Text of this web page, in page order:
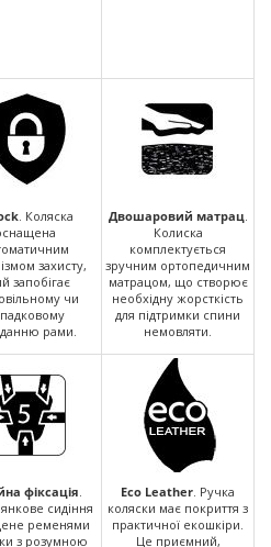
. Коляска
захисту,
запобігає
чи
рами.
Двошаровий матрац.
Колиска
комплектується
зручним ортопедичним
матрацом, що створює
необхідну жорсткість
для підтримки спини
немовляти.
фіксація.
сидіння
ременями
з розумною
Eco Leather. Ручка
коляски має покриття з
практичної екошкіри.
Це приємний,